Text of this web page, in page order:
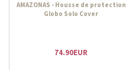
AMAZONAS - Housse de protection
Globo Solo Cover
74.90EUR